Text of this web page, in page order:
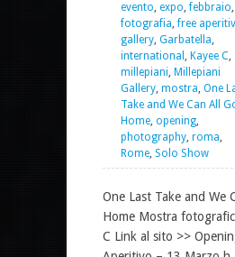
evento, expo,febbraio,
fotografia,free
gallery, Garbatella,
international , Kayee C,
millepiani, Millepiani
Gallery, mostra, One
Take and We Can All
Home, opening,
photography, roma,
Rome, Solo Show
One Last Take and We
Home Mostra
C Link al sito >>